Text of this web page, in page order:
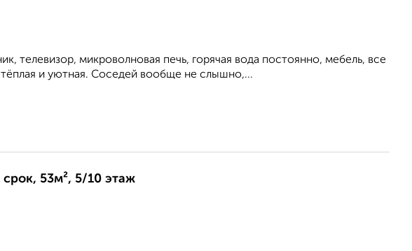
телевизор, микроволновая печь, горячая вода постоянно, мебель, все
и уютная. Соседей вообще не слышно,...
53м², 5/10 этаж